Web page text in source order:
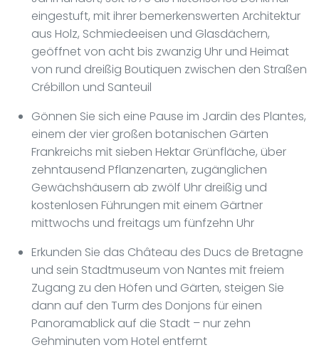
eingestuft, mit ihrer bemerkenswerten Architektur
aus Holz, Schmiedeeisen und Glasdächern,
geöffnet von acht bis zwanzig Uhr und Heimat
von rund dreißig Boutiquen zwischen den Straßen
Crébillon und Santeuil
Gönnen Sie sich eine Pause im Jardin des Plantes,
einem der vier großen botanischen Gärten
Frankreichs mit sieben Hektar Grünfläche, über
zehntausend Pflanzenarten, zugänglichen
Gewächshäusern ab zwölf Uhr dreißig und
kostenlosen Führungen mit einem Gärtner
mittwochs und freitags um fünfzehn Uhr
Erkunden Sie das Château des Ducs de Bretagne
und sein Stadtmuseum von Nantes mit freiem
Zugang zu den Höfen und Gärten, steigen Sie
dann auf den Turm des Donjons für einen
Panoramablick auf die Stadt – nur zehn
Gehminuten vom Hotel entfernt